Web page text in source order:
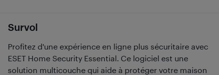
Survol
Profitez d'une expérience en ligne plus sécuritaire avec
ESET Home Security Essential. Ce logiciel est une
solution multicouche qui aide à protéger votre maison